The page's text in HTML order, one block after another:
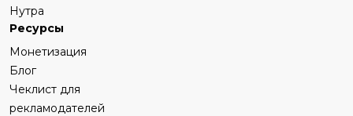
Нутра
Ресурсы
Монетизация
Блог
Чеклист для
рекламодателей